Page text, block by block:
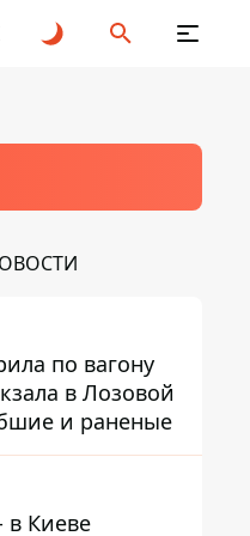
по вагону
в Лозовой
и раненые
в Киеве